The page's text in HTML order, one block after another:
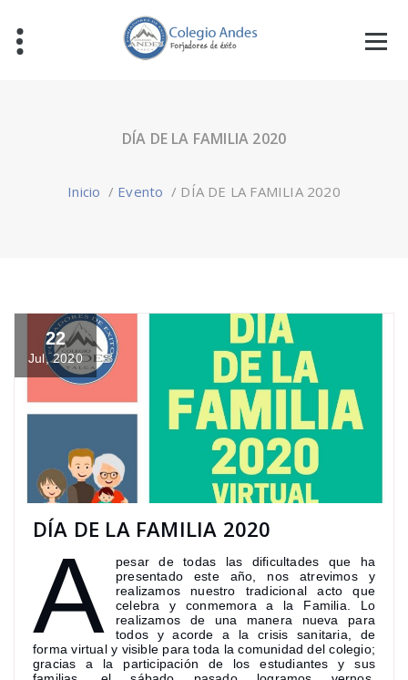
DÍA DE LA FAMILIA 2020
Inicio / Evento / DÍA DE LA FAMILIA 2020
22
Jul, 2020
DÍA DE LA FAMILIA 2020
A
pesar de todas las dificultades que ha
presentado este año, nos atrevimos y
realizamos nuestro tradicional acto que
celebra y conmemora a la Familia. Lo
realizamos de una manera nueva para
todos y acorde a la crisis sanitaria, de
forma virtual y visible para toda la comunidad del colegio;
gracias a la participación de los estudiantes y sus